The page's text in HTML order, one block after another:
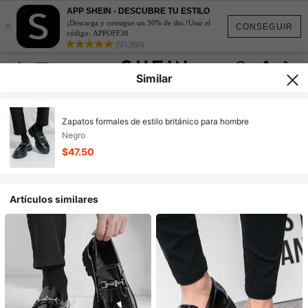
CONSEGUIR
×
APP SHEIN - DESCUBRE TU ESTILO
¡Descarga y consigue un 30% de dto.!Usar el
código: APPOFF30
(95,960)
Similar
Zapatos formales de estilo británico para hombre
Negro
$47.50
Artículos similares